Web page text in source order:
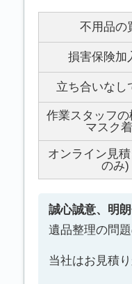
不用品の
損害保険加
立ち合いなし
作業スタッフ
マスク
オンライン見
のみ)
誠心誠意、明
遺品整理の問
当社はお見積